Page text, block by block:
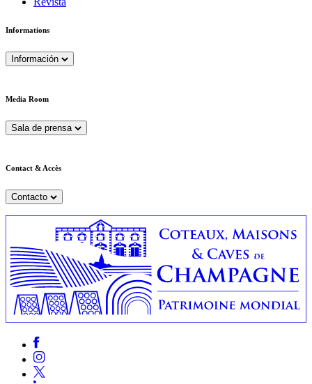
Informations
Información
Media Room
Sala de prensa
Contact & Accès
Contacto